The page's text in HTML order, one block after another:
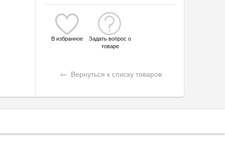
В избранное
Задать вопрос о
товаре
← Вернуться к списку товаров